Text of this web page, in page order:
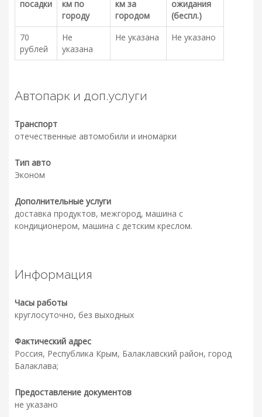
посадки
км по
городу
км за
городом
ожидания
(беспл.)
70
рублей
Не
указана
Не указана Не указано
Автопарк и доп.услуги
Транспорт
отечественные автомобили и иномарки
Тип авто
Эконом
Дополнительные услуги
доставка продуктов, межгород, машина с
кондиционером, машина с детским креслом.
Информация
Часы работы
круглосуточно, без выходных
Фактический адрес
Россия, Республика Крым, Балаклавский район, город
Балаклава;
Предоставление документов
не указано